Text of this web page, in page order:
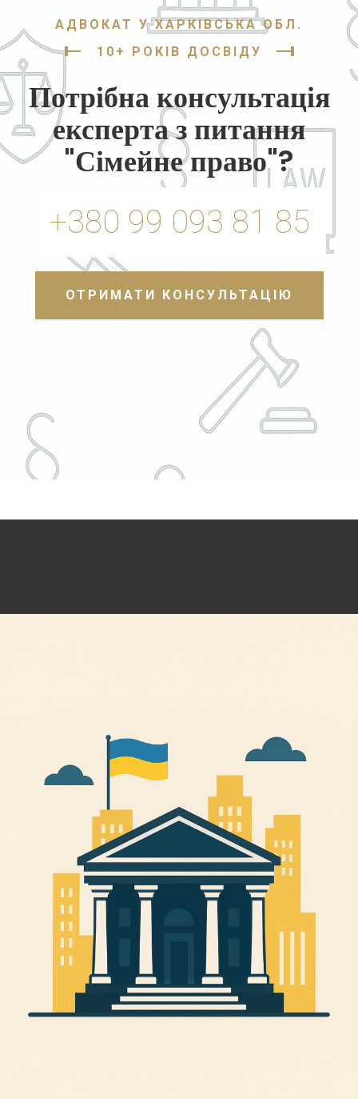
АДВОКАТ У ХАРКІВСЬКА ОБЛ.
10+ РОКІВ ДОСВІДУ
Потрібна консультація
експерта з питання
"Сімейне право"?
+380 99 093 81 85
ОТРИМАТИ КОНСУЛЬТАЦІЮ